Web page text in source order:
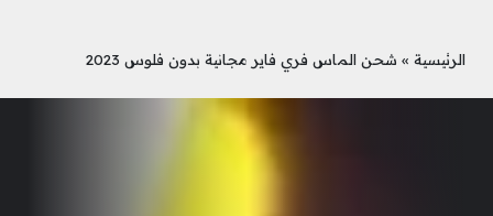
الرئيسية » شحن الماس فري فاير مجانية بدون فلوس 2023